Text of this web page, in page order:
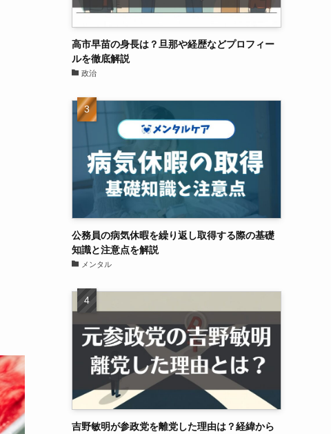
高市早苗の身長は？旦那や経歴などプロフィー
ルを徹底解説
政治
公務員の病気休暇を繰り返し取得する際の基礎
知識と注意点を解説
メンタル
吉野敏明が参政党を離党した理由は？経緯から